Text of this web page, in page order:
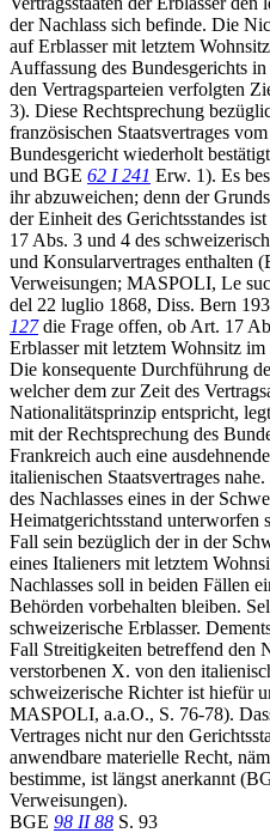
der Nachlass sich befinde. Die
auf Erblasser mit letztem
Auffassung des Bundesgerichts
den Vertragsparteien verfolgten
3). Diese Rechtsprechung
französischen Staatsvertrages
Bundesgericht wiederholt
und BGE 62 I 241 Erw. 1). Es
ihr abzuweichen; denn der
der Einheit des Gerichtsstandes
17 Abs. 3 und 4 des
und Konsularvertrages enthalten
Verweisungen; MASPOLI, Le
del 22 luglio 1868, Diss. Bern
127die Frage offen, ob Art. 17
Erblasser mit letztem Wohnsitz
Die konsequente Durchführung
welcher dem zur Zeit des
Nationalitätsprinzip entspricht,
mit der Rechtsprechung des
Frankreich auch eine
italienischen Staatsvertrages
des Nachlasses eines in der
Heimatgerichtsstand unterworfen
Fall sein bezüglich der in der
eines Italieners mit letztem
Nachlasses soll in beiden Fällen
Behörden vorbehalten bleiben.
schweizerische Erblasser.
Fall Streitigkeiten betreffend den
verstorbenen X. von den
schweizerische Richter ist hiefür
MASPOLI, a.a.O., S. 76-78).
Vertrages nicht nur den
anwendbare materielle Recht,
bestimme, ist längst anerkannt
Verweisungen).
BGE 98 II 88 S. 93